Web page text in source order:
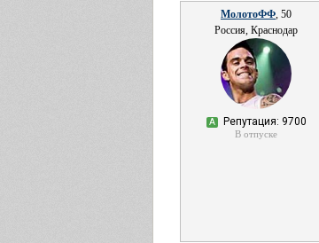
МолотоФФ, 50
Россия, Краснодар
А Репутация: 9700
В отпуске